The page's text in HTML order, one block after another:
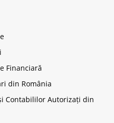
Financiară
din România
Contabililor Autorizați din